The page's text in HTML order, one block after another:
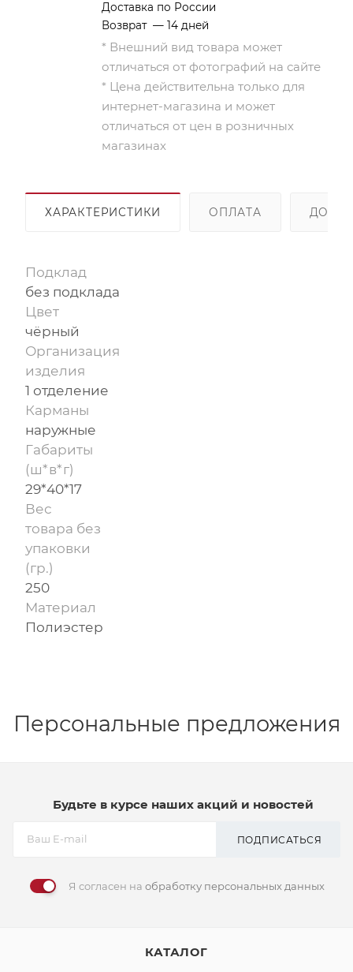
Доставка по России
Возврат — 14 дней
* Внешний вид товара может
отличаться от фотографий на сайте
* Цена действительна только для
интернет-магазина и может
отличаться от цен в розничных
магазинах
ХАРАКТЕРИСТИКИ ОПЛАТА
Подклад
без подклада
Цвет
чёрный
Организация
изделия
1 отделение
Карманы
наружные
Габариты
(ш*в*г)
29*40*17
Вес
товара без
упаковки
(гр.)
250
Материал
Полиэстер
Персональные предложения
Будьте в курсе наших акций и новостей
ПОДПИСАТЬСЯ
Я согласен на обработку персональных данных
КАТАЛОГ